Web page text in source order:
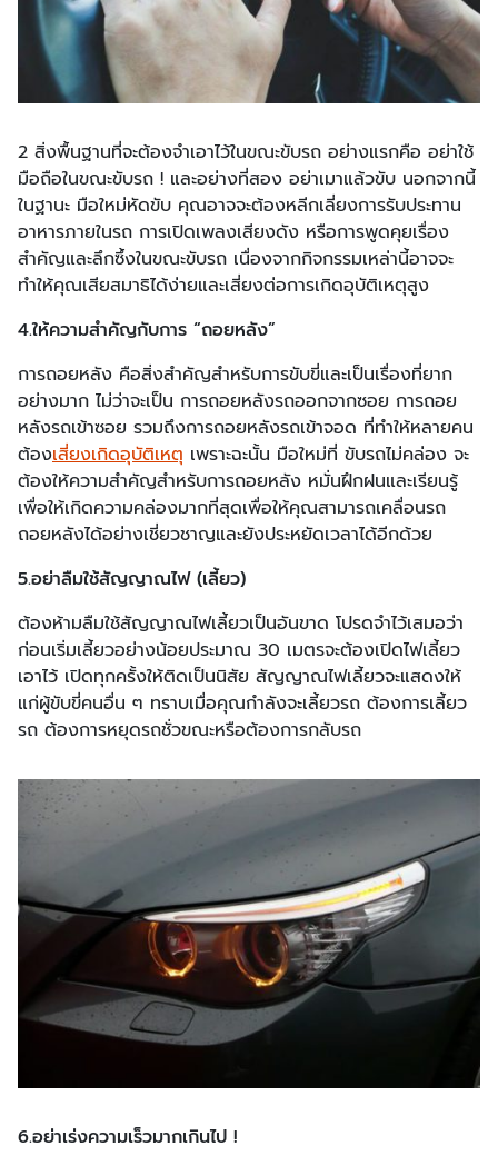
2 สิ่งพื้นฐานที่จะต้องจำเอาไว้ในขณะขับรถ อย่างแรกคือ อย่าใช้
มือถือในขณะขับรถ ! และอย่างที่สอง อย่าเมาแล้วขับ นอกจากนี้
ในฐานะ มือใหม่หัดขับ คุณอาจจะต้องหลีกเลี่ยงการรับประทาน
อาหารภายในรถ การเปิดเพลงเสียงดัง หรือการพูดคุยเรื่อง
สำคัญและลึกซึ้งในขณะขับรถ เนื่องจากกิจกรรมเหล่านี้อาจจะ
ทำให้คุณเสียสมาธิได้ง่ายและเสี่ยงต่อการเกิดอุบัติเหตุสูง
4.ให้ความสำคัญกับการ “ถอยหลัง”
การถอยหลัง คือสิ่งสำคัญสำหรับการขับขี่และเป็นเรื่องที่ยาก
อย่างมาก ไม่ว่าจะเป็น การถอยหลังรถออกจากซอย การถอย
หลังรถเข้าซอย รวมถึงการถอยหลังรถเข้าจอด ที่ทำให้หลายคน
ต้องเสี่ยงเกิดอุบัติเหตุ เพราะฉะนั้น มือใหม่ที่ ขับรถไม่คล่อง จะ
ต้องให้ความสำคัญสำหรับการถอยหลัง หมั่นฝึกฝนและเรียนรู้
เพื่อให้เกิดความคล่องมากที่สุดเพื่อให้คุณสามารถเคลื่อนรถ
ถอยหลังได้อย่างเชี่ยวชาญและยังประหยัดเวลาได้อีกด้วย
5.อย่าลืมใช้สัญญาณไฟ (เลี้ยว)
ต้องห้ามลืมใช้สัญญาณไฟเลี้ยวเป็นอันขาด โปรดจำไว้เสมอว่า
ก่อนเริ่มเลี้ยวอย่างน้อยประมาณ 30 เมตรจะต้องเปิดไฟเลี้ยว
เอาไว้ เปิดทุกครั้งให้ติดเป็นนิสัย สัญญาณไฟเลี้ยวจะแสดงให้
แก่ผู้ขับขี่คนอื่น ๆ ทราบเมื่อคุณกำลังจะเลี้ยวรถ ต้องการเลี้ยว
รถ ต้องการหยุดรถชั่วขณะหรือต้องการกลับรถ
6.อย่าเร่งความเร็วมากเกินไป !